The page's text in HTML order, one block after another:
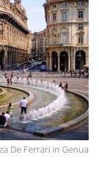
De Ferrari in Genua